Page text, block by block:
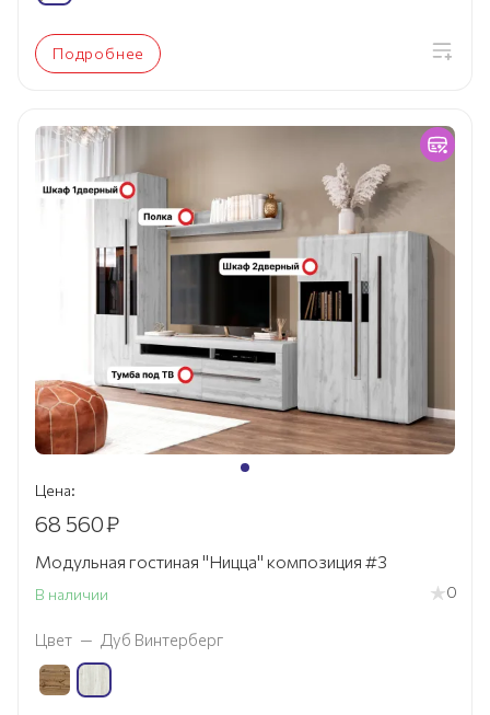
Подробнее
Цена:
68 560₽
Модульная гостиная "Ницца" композиция #3
В наличии 0
Цвет — Дуб Винтерберг